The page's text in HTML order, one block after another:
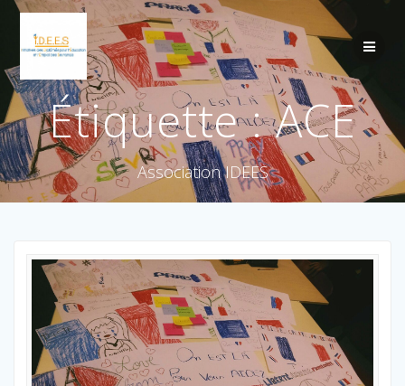
Étiquette :ACE
Association IDEES